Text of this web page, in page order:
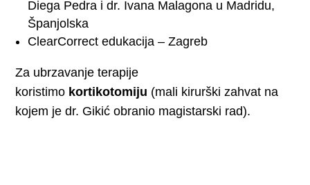
Diega Pedra i dr. Ivana Malagona u Madridu,
Španjolska
ClearCorrect edukacija – Zagreb
Za ubrzavanje terapije
koristimo kortikotomiju (mali kirurški zahvat na
kojem je dr. Gikić obranio magistarski rad).